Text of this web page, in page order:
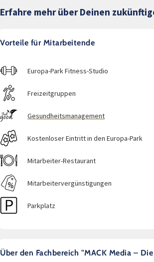
Erfahre mehr über Deinen
Vorteile für Mitarbeitende
Europa-Park Fitness-Studio
Freizeitgruppen
Gesundheitsmanagement
Kostenloser Eintritt in den Europa-Park
Mitarbeiter-Restaurant
Mitarbeitervergünstigungen
Parkplatz
Über den Fachbereich "MACK Media –